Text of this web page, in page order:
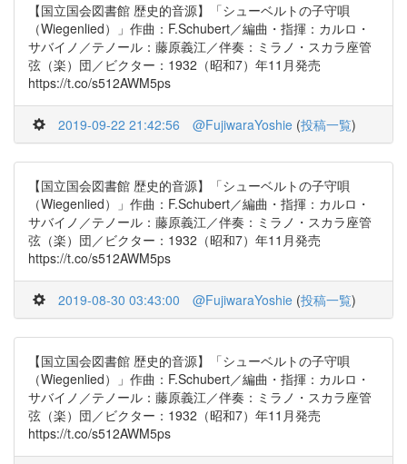
【国立国会図書館 歴史的音源】「シューベルトの子守唄
（Wiegenlied）」作曲：F.Schubert／編曲・指揮：カルロ・
サバイノ／テノール：藤原義江／伴奏：ミラノ・スカラ座管
弦（楽）団／ビクター：1932（昭和7）年11月発売
https://t.co/s512AWM5ps
2019-09-22 21:42:56 @FujiwaraYoshie (投稿一覧)
【国立国会図書館 歴史的音源】「シューベルトの子守唄
（Wiegenlied）」作曲：F.Schubert／編曲・指揮：カルロ・
サバイノ／テノール：藤原義江／伴奏：ミラノ・スカラ座管
弦（楽）団／ビクター：1932（昭和7）年11月発売
https://t.co/s512AWM5ps
2019-08-30 03:43:00 @FujiwaraYoshie (投稿一覧)
【国立国会図書館 歴史的音源】「シューベルトの子守唄
（Wiegenlied）」作曲：F.Schubert／編曲・指揮：カルロ・
サバイノ／テノール：藤原義江／伴奏：ミラノ・スカラ座管
弦（楽）団／ビクター：1932（昭和7）年11月発売
https://t.co/s512AWM5ps